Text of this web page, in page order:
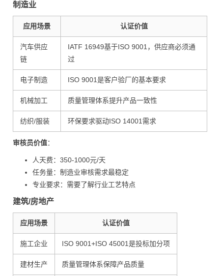
制造业
应用场景 认证价值
汽车供应
链
IATF 16949基于ISO 9001，供应商必须通
过
电子制造 ISO 9001是客户验厂的基本要求
机械加工 质量管理体系提升产品一致性
纺织/服装 环保要求驱动ISO 14001需求
审核员价值：
人天费：350-1000元/天
任务量：制造业审核需求最稳定
专业要求：需要了解行业工艺特点
建筑/房地产
应用场景 认证价值
施工企业 ISO 9001+ISO 45001是投标加分项
建材生产 质量管理体系保障产品质量